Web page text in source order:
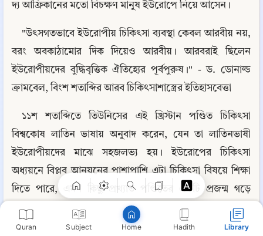
Quran Subject Home Hadith Library
দ্য আফ্রিকানের মতো বিচক্ষণ মানুষ ইউরোপে নিয়ে আসেন।
"উৎসগতভাবে ইউরোপীয় চিকিৎসা ব্যবস্থা কেবল আরবীয় নয়,
বরং অবকাঠামোর দিক দিয়েও আরবীয়। আরবরাই ছিলেন
ইউরোপীয়দের বুদ্ধিবৃত্তিক ঐতিহ্যের পূর্বপুরুষ।" - ড. ডোনাল্ড
ক্রামবেল, বিংশ শতাব্দির আরব চিকিৎসাশাস্ত্রের ইতিহাসবেত্তা
১১শ শতাব্দিতে তিউনিসের এই খ্রিস্টান পণ্ডিত চিকিৎসা
বিশ্বকোষ লাতিন ভাষায় অনুবাদ করেন, যেন তা লাতিনভাষী
ইউরোপীয়দের মাঝে সহজলভ্য হয়। ইউরোপের চিকিৎসা
অধ্যয়নে বিপ্লব আনয়নের পাশাপাশি এটা চিকিৎসা বিষয়ে শিক্ষা
দিতে পারে, এমন কিছু প্রখ্যাত পণ্ডিতের একটি প্রজন্ম গড়ে
তোলে। কন্সট্যান্টিনের সর্বাধিক পরিচিত লাতিন অনুবাদের মাঝে
রয়েছে: ১০ম শতাব্দির চিকিৎসক আলী ইবনে আব্বাস আল-